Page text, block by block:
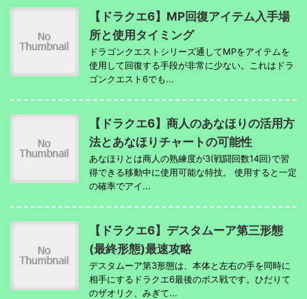
【ドラクエ6】MP回復アイテム入手場
所と使用タイミング
ドラゴンクエストシリーズ通してMPをアイテムを
使用して回復する手段が非常に少ない。これはドラ
ゴンクエスト6でも...
【ドラクエ6】商人のあなほりの活用方
法とあなほりチャートの可能性
あなほりとは商人の熟練度が3(戦闘回数14回)で習
得できる移動中に使用可能な特技。 使用すると一定
の確率でアイ...
【ドラクエ6】デスタムーア第三形態
(最終形態)最速攻略
デスタムーア第3形態は、本体と左右の手を同時に
相手にするドラクエ6最後のボス戦です。ひだりて
のザオリク、みぎて...